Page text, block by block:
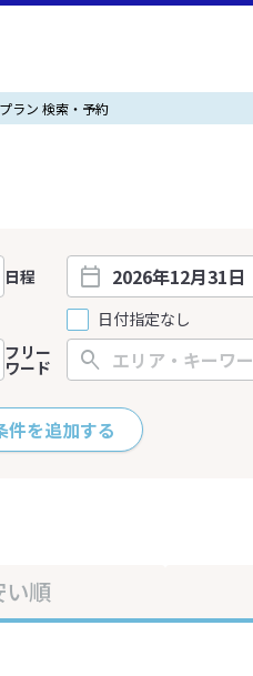
ラン 検索・予約
日程
日付指定なし
フリー
ワード
件を追加する
い順